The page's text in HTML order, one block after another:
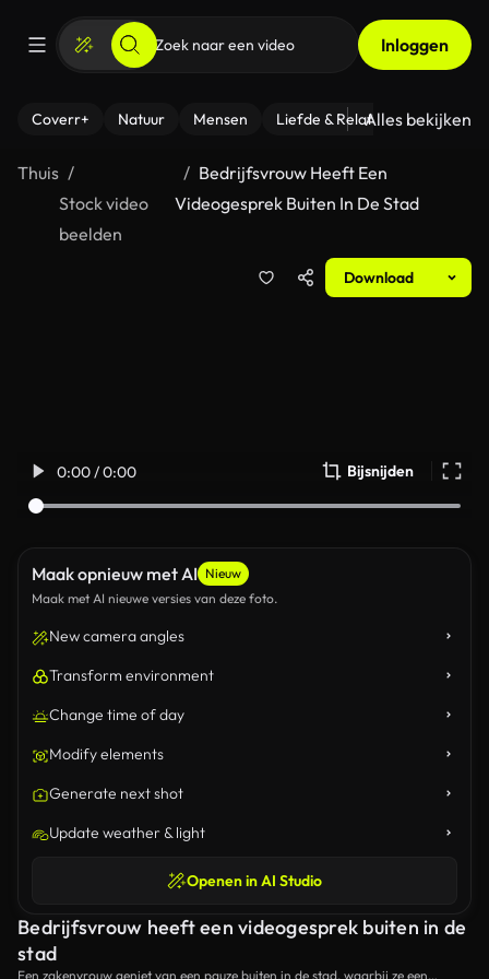
Inloggen
Coverr+ Natuur Mensen Liefde & Relaties - Fitness
Alles bekijken
Thuis
Stock video
beelden
Bedrijfsvrouw Heeft Een
Videogesprek Buiten In De Stad
Download
0:00 / 0:00 Bijsnijden
Maak opnieuw met AI Nieuw
Maak met AI nieuwe versies van deze foto.
New camera angles
Transform environment
Change time of day
Modify elements
Generate next shot
Update weather & light
Openen in AI Studio
Bedrijfsvrouw heeft een videogesprek buiten in de
stad
Een zakenvrouw geniet van een pauze buiten in de stad, waarbij ze een